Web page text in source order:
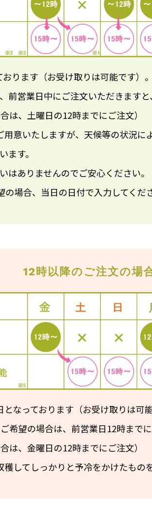
ます（お受け取りは可能です）。
前営業日中にご注文いただきますと
は、土曜日の12時までにご注文）
意いたしますが、天候等の状況に
ます。
はありませんのでご安心ください。
場合、当日の日付で入力してくださ
12時以降のご注文の場
っております（お受け取りは可能
希望の場合は、前営業日12時までに
は、金曜日の12時までにご注文）
てしっかりと予冷をかけたものを